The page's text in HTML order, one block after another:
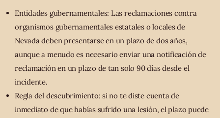
Entidades gubernamentales: Las reclamaciones contra
organismos gubernamentales estatales o locales de
Nevada deben presentarse en un plazo de dos años,
aunque a menudo es necesario enviar una notificación de
reclamación en un plazo de tan solo 90 días desde el
incidente.
Regla del descubrimiento: si no te diste cuenta de
inmediato de que habías sufrido una lesión, el plazo puede